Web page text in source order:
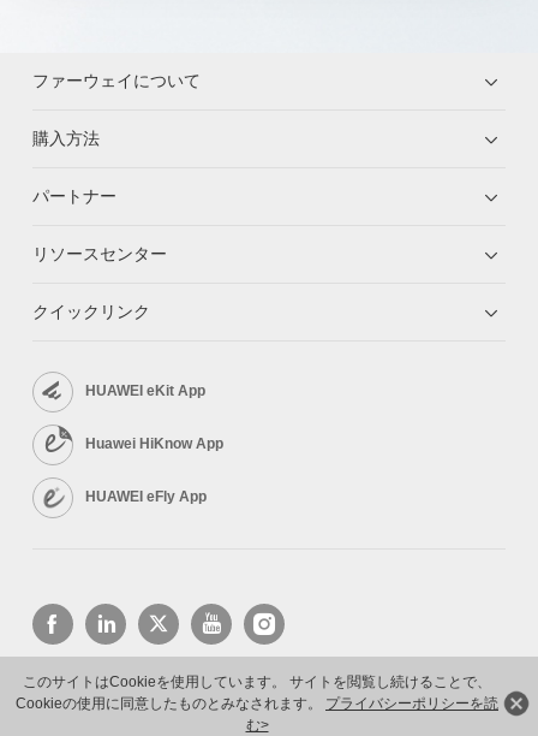
このサイトはCookieを使用しています。 サイトを閲覧し続けることで、
Cookieの使用に同意したものとみなされます。 プライバシーポリシーを読
む>
ファーウェイについて
購入方法
パートナー
リソースセンター
クイックリンク
HUAWEI eKit App
Huawei HiKnow App
HUAWEI eFly App
Copyright © 2026 Huawei Technologies Co., Ltd. All rights reserved.
プライバシーポリシー